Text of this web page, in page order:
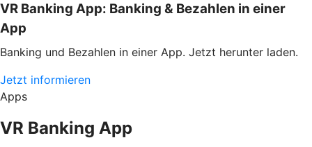
VR Banking App: Banking & Bezahlen in einer
App
Banking und Bezahlen in einer App. Jetzt herunter laden.
Jetzt informieren
Apps
VR Banking App